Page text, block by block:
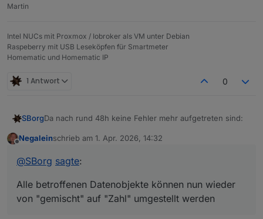
Martin
Intel NUCs mit Proxmox / Iobroker als VM unter Debian
Raspeberry mit USB Leseköpfen für Smartmeter
Homematic und Homematic IP
1 Antwort 0
SBorgDa nach rund 48h keine Fehler mehr aufgetreten sind:
Neues Release des Wetterstation WLAN-Skriptes auf
~ Fix führende "0" bei Regen-Messwerten
~ Fix führende "0" bei Wind-Messwerten
hinzugefügt
Update-Routine von Vorgängerversion:
Negaleinschrieb am 1. Apr. 2026, 14:32
zuletzt editiert von
@SBorg sagte:
Alle betroffenen Datenobjekte können nun wieder
von "gemischt" auf "Zahl" umgestellt werden